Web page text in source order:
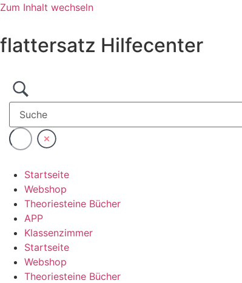
Zum Inhalt wechseln
flattersatz Hilfecenter
Startseite
Webshop
Theoriesteine Bücher
APP
Klassenzimmer
Startseite
Webshop
Theoriesteine Bücher